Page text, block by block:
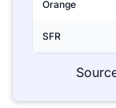
Orange
SFR